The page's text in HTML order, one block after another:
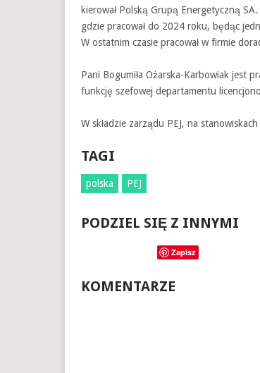
kierował Polską Grupą Energetyczną
gdzie pracował do 2024 roku, będąc
W ostatnim czasie pracował w firmie
Pani Bogumiła Ożarska-Karbowiak jest
funkcję szefowej departamentu
W składzie zarządu PEJ, na
TAGI
polska PEJ
PODZIEL SIĘ Z INNYMI
Zapisz
KOMENTARZE